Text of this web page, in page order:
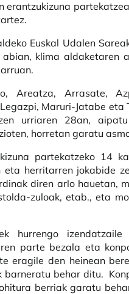
erantzukizuna
Euskal Udalen
klima aldaketaren
Areatza, Arrasate,
Maruri-Jatabe
urriaren 28an,
horretan garatu
partekatzeko 14
eta herritarren jokabide
diren arlo hauetan,
zuloak, etab., eta
hurrengo
parte bezala eta
eragile den heinean
barneratu behar ditu.
berriak garatu